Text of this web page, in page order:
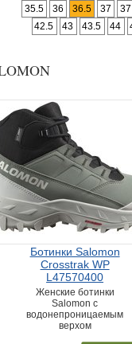
35.5
36 36.5 37
42.5
43 43.5 44
Ботинки Salomon
Crosstrak WP
L47570400
Женские ботинки
Salomon с
водонепроницаемым
верхом